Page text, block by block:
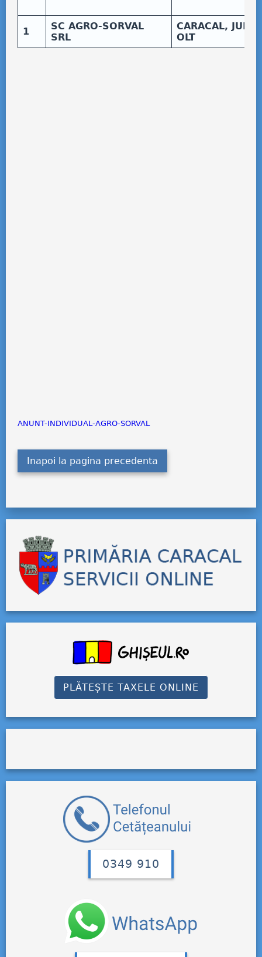
1
SC AGRO-SORVAL
SRL
CARACAL, JUD.
OLT
ANUNT-INDIVIDUAL-AGRO-SORVAL
Inapoi la pagina precedenta
PLĂTEȘTE TAXELE ONLINE
0349 910